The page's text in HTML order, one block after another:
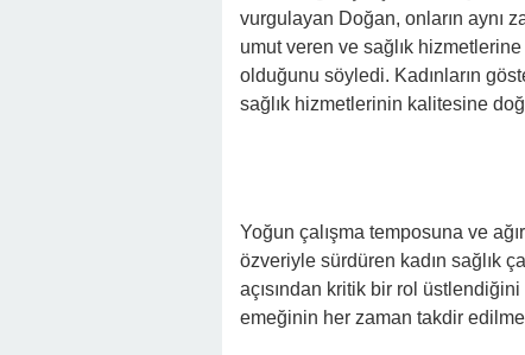
vurgulayan Doğan, onların aynı
umut veren ve sağlık
olduğunu söyledi. Kadınların
sağlık hizmetlerinin kalitesine
Yoğun çalışma temposuna ve
özveriyle sürdüren kadın sağlık
açısından kritik bir rol
emeğinin her zaman takdir